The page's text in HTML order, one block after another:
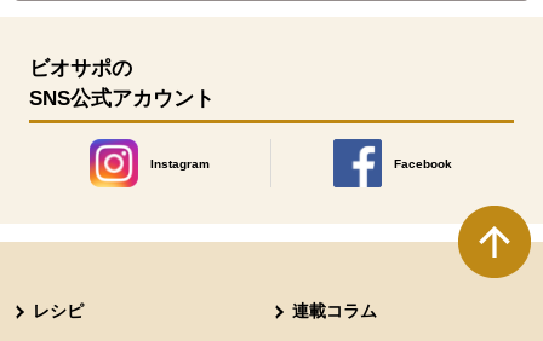
ビオサポの
SNS公式アカウント
Instagram
別のウィンドウで開きます。
Facebook
別のウィンドウで開きます
レシピ 連載コラム